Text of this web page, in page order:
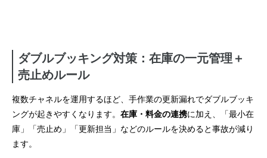
ダブルブッキング対策：在庫の一元管理＋
売止めルール
複数チャネルを運用するほど、手作業の更新漏れでダブルブッキ
ングが起きやすくなります。 在庫・料金の連携に加え、「最小在
庫」「売止め」「更新担当」などのルールを決めると事故が減り
ます。